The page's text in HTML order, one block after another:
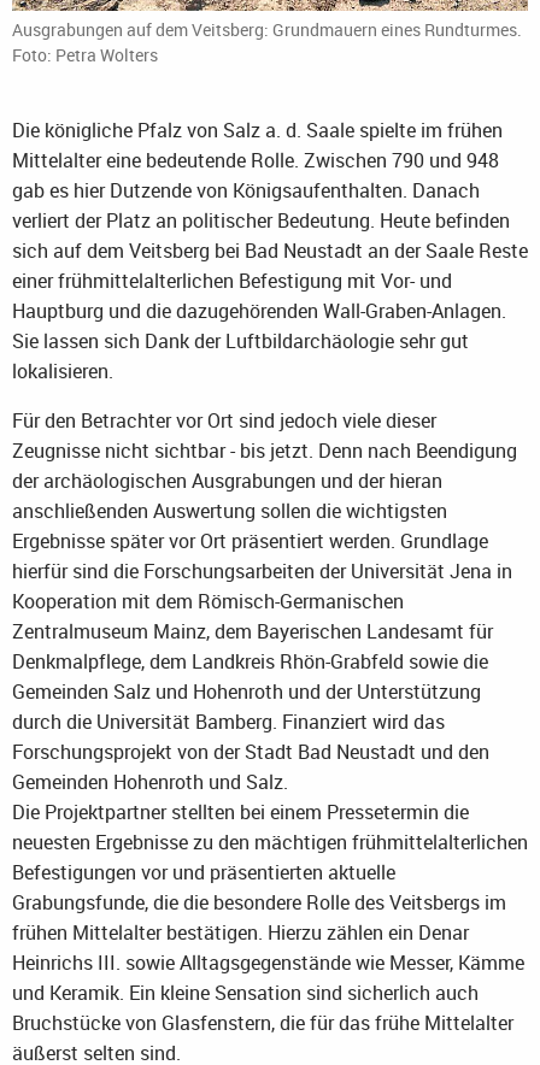
Ausgrabungen auf dem Veitsberg: Grundmauern eines Rundturmes.
Foto: Petra Wolters
Die königliche Pfalz von Salz a. d. Saale spielte im frühen
Mittelalter eine bedeutende Rolle. Zwischen 790 und 948
gab es hier Dutzende von Königsaufenthalten. Danach
verliert der Platz an politischer Bedeutung. Heute befinden
sich auf dem Veitsberg bei Bad Neustadt an der Saale Reste
einer frühmittelalterlichen Befestigung mit Vor- und
Hauptburg und die dazugehörenden Wall-Graben-Anlagen.
Sie lassen sich Dank der Luftbildarchäologie sehr gut
lokalisieren.
Für den Betrachter vor Ort sind jedoch viele dieser
Zeugnisse nicht sichtbar - bis jetzt. Denn nach Beendigung
der archäologischen Ausgrabungen und der hieran
anschließenden Auswertung sollen die wichtigsten
Ergebnisse später vor Ort präsentiert werden. Grundlage
hierfür sind die Forschungsarbeiten der Universität Jena in
Kooperation mit dem Römisch-Germanischen
Zentralmuseum Mainz, dem Bayerischen Landesamt für
Denkmalpflege, dem Landkreis Rhön-Grabfeld sowie die
Gemeinden Salz und Hohenroth und der Unterstützung
durch die Universität Bamberg. Finanziert wird das
Forschungsprojekt von der Stadt Bad Neustadt und den
Gemeinden Hohenroth und Salz.
Die Projektpartner stellten bei einem Pressetermin die
neuesten Ergebnisse zu den mächtigen frühmittelalterlichen
Befestigungen vor und präsentierten aktuelle
Grabungsfunde, die die besondere Rolle des Veitsbergs im
frühen Mittelalter bestätigen. Hierzu zählen ein Denar
Heinrichs III. sowie Alltagsgegenstände wie Messer, Kämme
und Keramik. Ein kleine Sensation sind sicherlich auch
Bruchstücke von Glasfenstern, die für das frühe Mittelalter
äußerst selten sind.